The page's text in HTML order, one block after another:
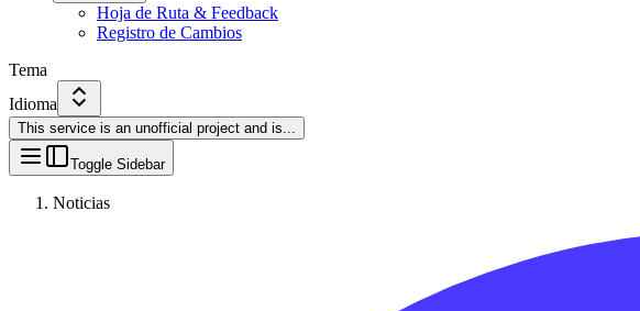
Hoja de Ruta & Feedback
Registro de Cambios
Tema
Idioma
This service is an unofficial project and is...
Toggle Sidebar
Noticias